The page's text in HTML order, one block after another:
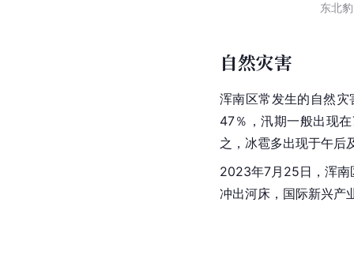
东北豹
自然灾害
浑南区常发生的自然
47％，汛期一般出现
之，冰雹多出现于午后
2023年7月25日，浑南
冲出河床，国际新兴产